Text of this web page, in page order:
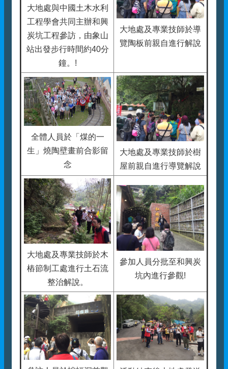
大地處與中國土木水利
工程學會共同主辦和興
炭坑工程參訪，由象山
站出發步行時間約40分
鐘。!
大地處及專業技師於導
覽陶板前親自進行解說
全體人員於「煤的一
生」燒陶壁畫前合影留
念
大地處及專業技師於樹
屋前親自進行導覽解說
大地處及專業技師於木
樁節制工處進行土石流
整治解說。
參加人員分批至和興炭
坑內進行參觀!